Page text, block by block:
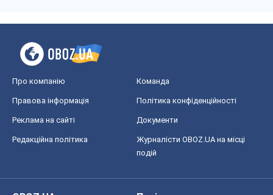
Про компанію Команда
Правова інформація Політика конфіденційності
Реклама на сайті Документи
Редакційна політика
Журналісти OBOZ.UA на місці
подій